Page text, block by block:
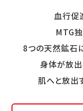
血行促
MTG
8つの天然鉱石
身体が放出
肌へと放出